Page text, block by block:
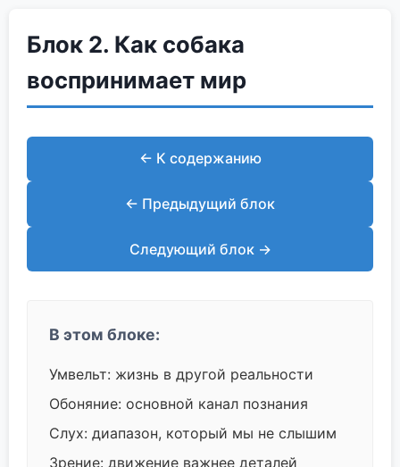
Блок 2. Как собака
воспринимает мир
← К содержанию
← Предыдущий блок
Следующий блок →
В этом блоке:
Умвельт: жизнь в другой реальности
Обоняние: основной канал познания
Слух: диапазон, который мы не слышим
Зрение: движение важнее деталей